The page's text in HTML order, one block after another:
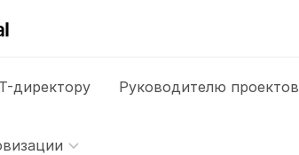
директору Руководителю проектов